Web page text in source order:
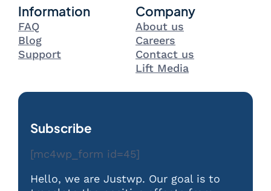
Information
FAQ
Blog
Support
Company
About us
Careers
Contact us
Lift Media
Subscribe
[mc4wp_form id=45]
Hello, we are Justwp. Our goal is to